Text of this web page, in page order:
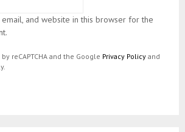
email, and website in this browser for the
reCAPTCHA and the Google Privacy Policy and